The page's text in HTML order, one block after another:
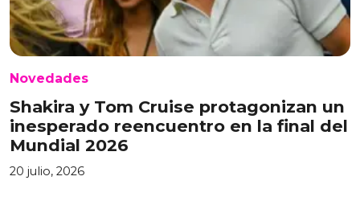
Novedades
Shakira y Tom Cruise protagonizan un
inesperado reencuentro en la final del
Mundial 2026
20 julio, 2026